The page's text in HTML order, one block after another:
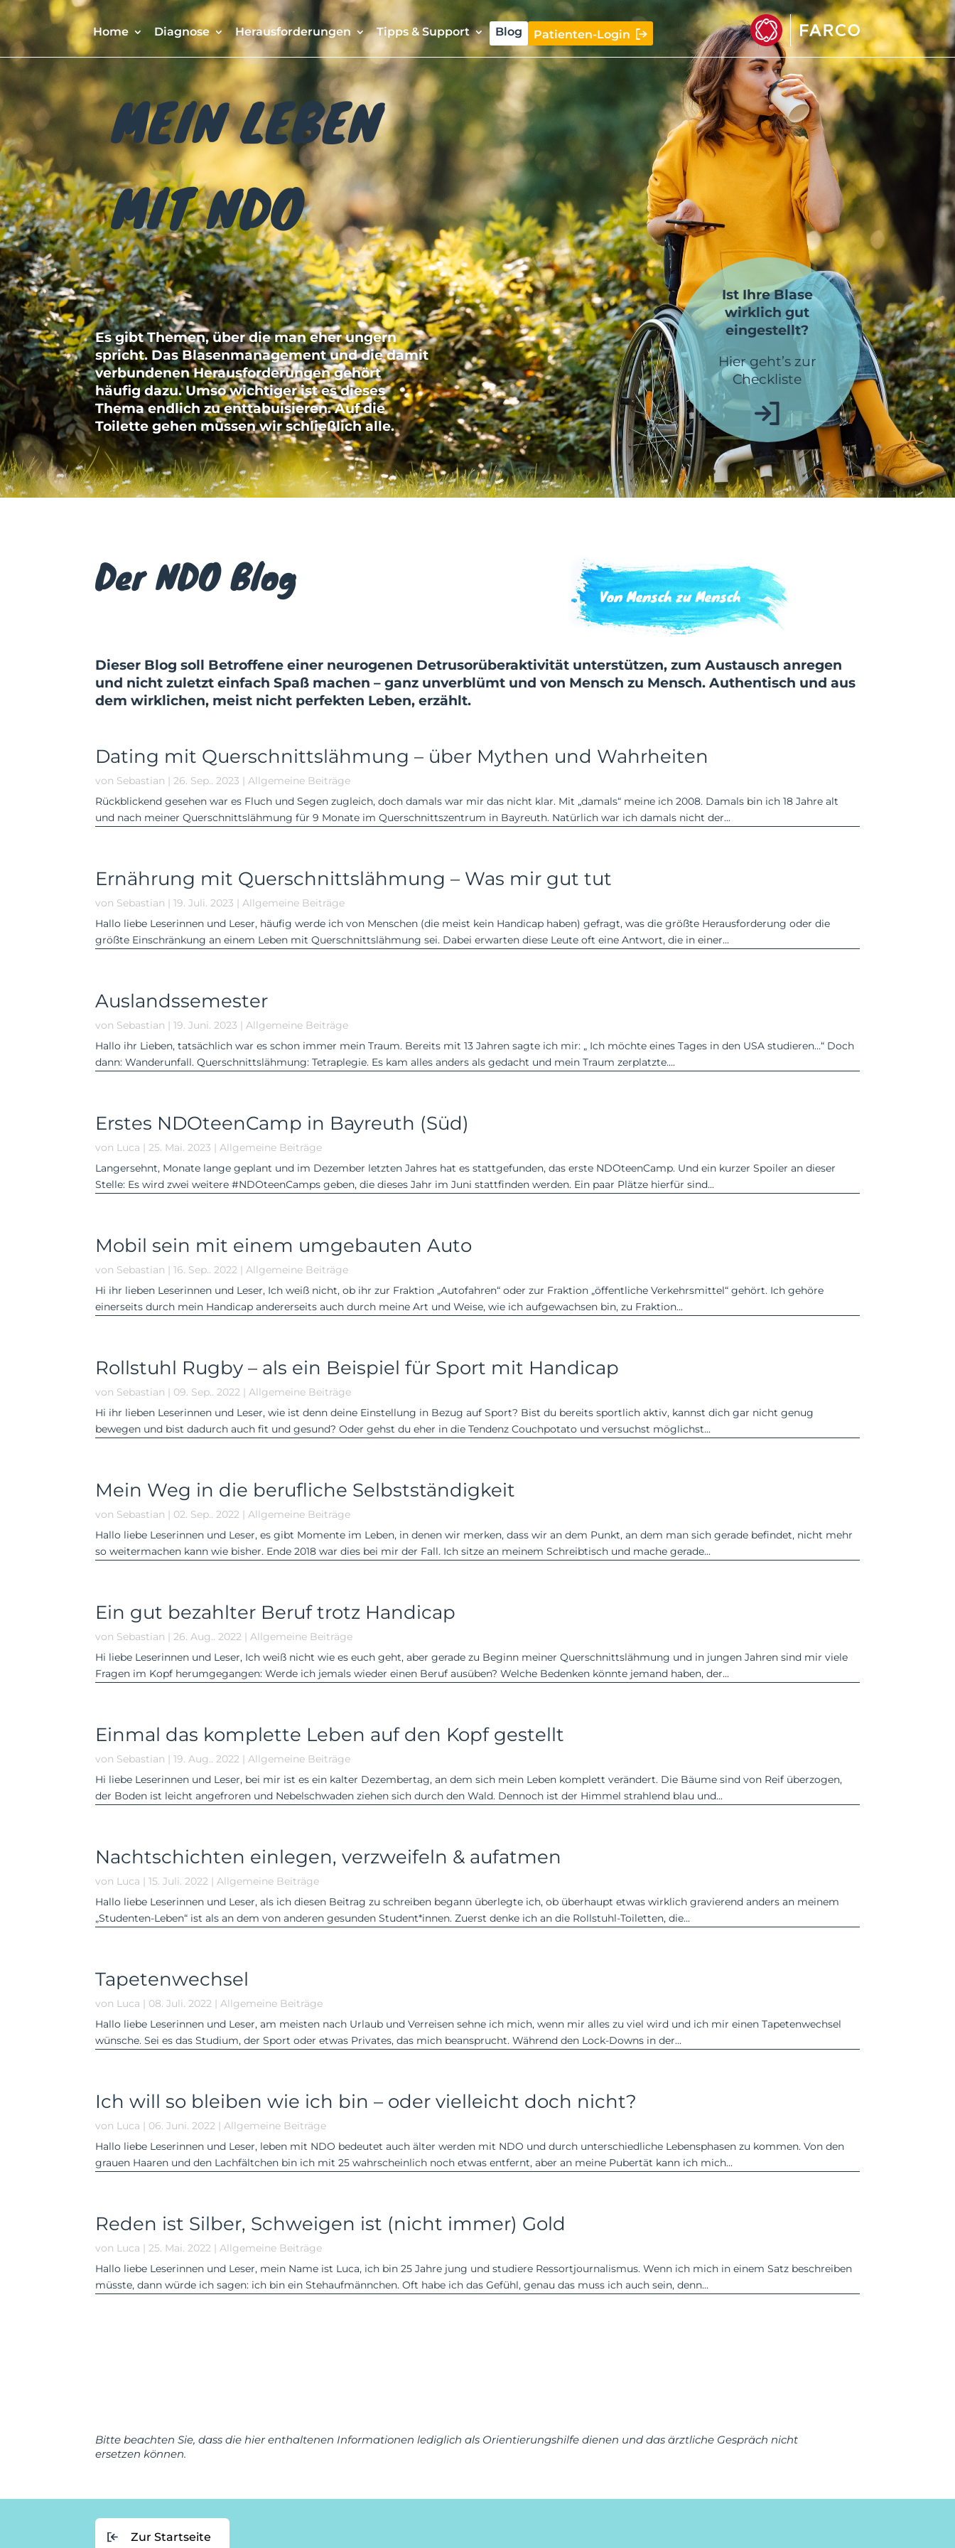
Home Diagnose Herausforderungen Tipps & Support Blog Patienten-Login
MEIN LEBEN
MIT NDO
Es gibt Themen, über die man eher ungern
spricht. Das Blasenmanagement und die damit
ver­bundenen Herausforderungen gehört
häufig dazu. Umso wichtiger ist es dieses
Thema end­lich zu ent­tabuisieren. Auf die
Toilette gehen müssen wir schließlich alle.
Ist Ihre Blase
wirklich gut
eingestellt?
Hier geht’s zur
Checkliste
Der NDO Blog Von Mensch zu Mensch
Dieser Blog soll Betroffene einer neurogenen Detrusor­über­aktivität unterstützen, zum Austausch anregen
und nicht zuletzt einfach Spaß machen – ganz unver­blümt und von Mensch zu Mensch. Authen­tisch und aus
dem wirk­lichen, meist nicht perfekten Leben, erzählt.
Dating mit Querschnittslähmung – über Mythen und Wahrheiten
von Sebastian |26. Sep.. 2023 |Allgemeine Beiträge
Rückblickend gesehen war es Fluch und Segen zugleich, doch damals war mir das nicht klar. Mit „damals“ meine ich 2008. Damals bin ich 18 Jahre alt
und nach meiner Querschnittslähmung für 9 Monate im Querschnittszentrum in Bayreuth. Natürlich war ich damals nicht der...
Ernährung mit Querschnittslähmung – Was mir gut tut
von Sebastian |19. Juli. 2023 |Allgemeine Beiträge
Hallo liebe Leserinnen und Leser, häufig werde ich von Menschen (die meist kein Handicap haben) gefragt, was die größte Herausforderung oder die
größte Einschränkung an einem Leben mit Querschnittslähmung sei. Dabei erwarten diese Leute oft eine Antwort, die in einer...
Auslandssemester
von Sebastian |19. Juni. 2023 |Allgemeine Beiträge
Hallo ihr Lieben, tatsächlich war es schon immer mein Traum. Bereits mit 13 Jahren sagte ich mir: „ Ich möchte eines Tages in den USA studieren…“ Doch
dann: Wanderunfall. Querschnittslähmung: Tetraplegie. Es kam alles anders als gedacht und mein Traum zerplatzte....
Erstes NDOteenCamp in Bayreuth (Süd)
von Luca |25. Mai. 2023 |Allgemeine Beiträge
Langersehnt, Monate lange geplant und im Dezember letzten Jahres hat es stattgefunden, das erste NDOteenCamp. Und ein kurzer Spoiler an dieser
Stelle: Es wird zwei weitere #NDOteenCamps geben, die dieses Jahr im Juni stattfinden werden. Ein paar Plätze hierfür sind...
Mobil sein mit einem umgebauten Auto
von Sebastian |16. Sep.. 2022 |Allgemeine Beiträge
Hi ihr lieben Leserinnen und Leser, Ich weiß nicht, ob ihr zur Fraktion „Autofahren“ oder zur Fraktion „öffentliche Verkehrsmittel“ gehört. Ich gehöre
einerseits durch mein Handicap andererseits auch durch meine Art und Weise, wie ich aufgewachsen bin, zu Fraktion...
Rollstuhl Rugby – als ein Beispiel für Sport mit Handicap
von Sebastian | 09. Sep.. 2022 |Allgemeine Beiträge
Hi ihr lieben Leserinnen und Leser, wie ist denn deine Einstellung in Bezug auf Sport? Bist du bereits sportlich aktiv, kannst dich gar nicht genug
bewegen und bist dadurch auch fit und gesund? Oder gehst du eher in die Tendenz Couchpotato und versuchst möglichst...
Mein Weg in die berufliche Selbstständigkeit
von Sebastian | 02. Sep.. 2022 |Allgemeine Beiträge
Hallo liebe Leserinnen und Leser, es gibt Momente im Leben, in denen wir merken, dass wir an dem Punkt, an dem man sich gerade befindet, nicht mehr
so weitermachen kann wie bisher. Ende 2018 war dies bei mir der Fall. Ich sitze an meinem Schreibtisch und mache gerade...
Ein gut bezahlter Beruf trotz Handicap
von Sebastian |26. Aug.. 2022 |Allgemeine Beiträge
Hi liebe Leserinnen und Leser, Ich weiß nicht wie es euch geht, aber gerade zu Beginn meiner Querschnittslähmung und in jungen Jahren sind mir viele
Fragen im Kopf herumgegangen: Werde ich jemals wieder einen Beruf ausüben? Welche Bedenken könnte jemand haben, der...
Einmal das komplette Leben auf den Kopf gestellt
von Sebastian |19. Aug.. 2022 |Allgemeine Beiträge
Hi liebe Leserinnen und Leser, bei mir ist es ein kalter Dezembertag, an dem sich mein Leben komplett verändert. Die Bäume sind von Reif überzogen,
der Boden ist leicht angefroren und Nebelschwaden ziehen sich durch den Wald. Dennoch ist der Himmel strahlend blau und...
Nachtschichten einlegen, verzweifeln & aufatmen
von Luca |15. Juli. 2022 |Allgemeine Beiträge
Hallo liebe Leserinnen und Leser, als ich diesen Beitrag zu schreiben begann überlegte ich, ob überhaupt etwas wirklich gravierend anders an meinem
„Studenten-Leben“ ist als an dem von anderen gesunden Student*innen. Zuerst denke ich an die Rollstuhl-Toiletten, die...
Tapetenwechsel
von Luca | 08. Juli. 2022 |Allgemeine Beiträge
Hallo liebe Leserinnen und Leser, am meisten nach Urlaub und Verreisen sehne ich mich, wenn mir alles zu viel wird und ich mir einen Tapetenwechsel
wünsche. Sei es das Studium, der Sport oder etwas Privates, das mich beansprucht. Während den Lock-Downs in der...
Ich will so bleiben wie ich bin – oder vielleicht doch nicht?
von Luca | 06. Juni. 2022 |Allgemeine Beiträge
Hallo liebe Leserinnen und Leser, leben mit NDO bedeutet auch älter werden mit NDO und durch unterschiedliche Lebensphasen zu kommen. Von den
grauen Haaren und den Lachfältchen bin ich mit 25 wahrscheinlich noch etwas entfernt, aber an meine Pubertät kann ich mich...
Reden ist Silber, Schweigen ist (nicht immer) Gold
von Luca |25. Mai. 2022 |Allgemeine Beiträge
Hallo liebe Leserinnen und Leser, mein Name ist Luca, ich bin 25 Jahre jung und studiere Ressortjournalismus. Wenn ich mich in einem Satz beschreiben
müsste, dann würde ich sagen: ich bin ein Stehaufmännchen. Oft habe ich das Gefühl, genau das muss ich auch sein, denn...
Bitte beachten Sie, dass die hier enthaltenen Informationen lediglich als Orientierungshilfe dienen und das ärztliche Gespräch nicht
ersetzen können.
Zur Startseite